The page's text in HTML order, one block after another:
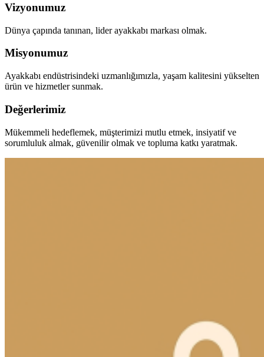
Vizyonumuz
Dünya çapında tanınan, lider ayakkabı markası olmak.
Misyonumuz
Ayakkabı endüstrisindeki uzmanlığımızla, yaşam kalitesini yükselten
ürün ve hizmetler sunmak.
Değerlerimiz
Mükemmeli hedeflemek, müşterimizi mutlu etmek, insiyatif ve
sorumluluk almak, güvenilir olmak ve topluma katkı yaratmak.